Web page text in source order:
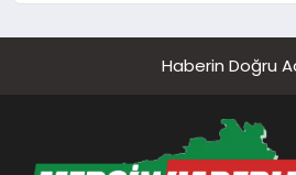
Haberin Doğru